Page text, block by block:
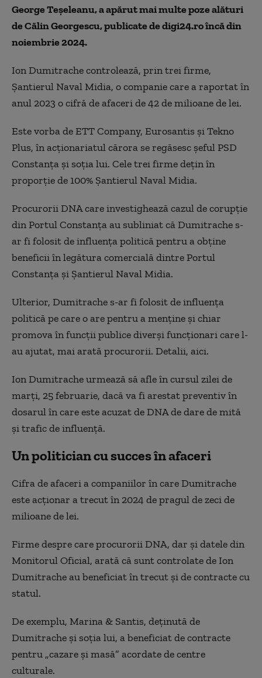
George Teșeleanu, a apărut mai multe poze alături
de Călin Georgescu, publicate de digi24.ro încă din
noiembrie 2024.
Ion Dumitrache controlează, prin trei firme,
Șantierul Naval Midia, o companie care a raportat în
anul 2023 o cifră de afaceri de 42 de milioane de lei.
Este vorba de ETT Company, Eurosantis și Tekno
Plus, în acționariatul cărora se regăsesc șeful PSD
Constanța și soția lui. Cele trei firme dețin în
proporție de 100% Șantierul Naval Midia.
Procurorii DNA care investighează cazul de corupție
din Portul Constanța au subliniat că Dumitrache s-
ar fi folosit de influența politică pentru a obține
beneficii în legătura comercială dintre Portul
Constanța și Șantierul Naval Midia.
Ulterior, Dumitrache s-ar fi folosit de influența
politică pe care o are pentru a menține și chiar
promova în funcții publice diverși funcționari care l-
au ajutat, mai arată procurorii. Detalii, aici.
Ion Dumitrache urmează să afle în cursul zilei de
marți, 25 februarie, dacă va fi arestat preventiv în
dosarul în care este acuzat de DNA de dare de mită
și trafic de influență.
Un politician cu succes în afaceri
Cifra de afaceri a companiilor în care Dumitrache
este acționar a trecut în 2024 de pragul de zeci de
milioane de lei.
Firme despre care procurorii DNA, dar și datele din
Monitorul Oficial, arată că sunt controlate de Ion
Dumitrache au beneficiat în trecut și de contracte cu
statul.
De exemplu, Marina & Santis, deținută de
Dumitrache și soția lui, a beneficiat de contracte
pentru „cazare și masă” acordate de centre
culturale.